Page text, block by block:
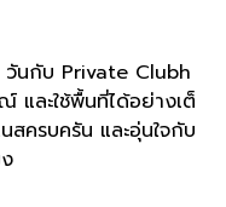
วันกับ Private Clubh
และใช้พื้นที่ได้อย่างเต็
สครบครัน และอุ่นใจกับ